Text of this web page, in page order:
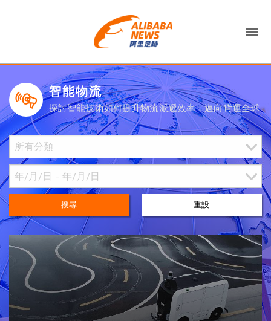
智能物流
探討智能技術如何提升物流派遞效率，邁向貨運全球
搜尋 重設